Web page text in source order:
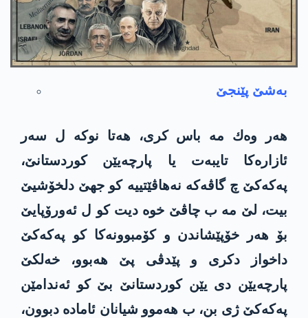
به‌شێ پێنجێ
هه‌ر وه‌ك‌ مه‌ باس كری، هه‌تا نوكه‌ ل سه‌ر
ئازاره‌كا تایبه‌ت یا پارچه‌‌یێن كوردستانێ،
په‌كه‌كێ چ گاڤه‌كه‌ نه‌هاڤێتییه‌ كو جهێ دلخۆشیێ
بیت، لێ مه‌ ب چاڤێ خوه‌ دیت كو ل ئه‌ورۆپایێ
بۆ هه‌ر خۆپێشاندن و كۆمبوونه‌كا كو په‌كه‌كێ
داخواز دكری و پێدڤی پێ هه‌بوو، خه‌لكێ
پارچه‌‌یێن دی یێن كوردستانێ بێ كو ئه‌ندامێن
په‌كه‌كێ ژی بن، ب هه‌موو شیانان ئاماده‌ دبوون،